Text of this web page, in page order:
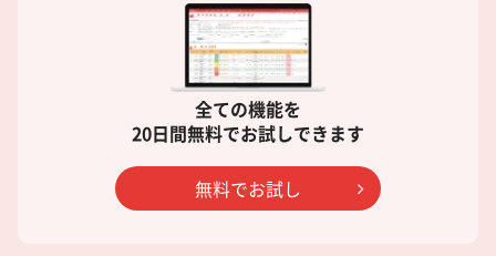
全ての機能を
20日間無料でお試しできます
無料でお試し